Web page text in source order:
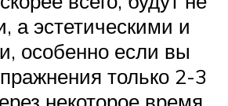
а эстетическими и
особенно если вы
только 2-3